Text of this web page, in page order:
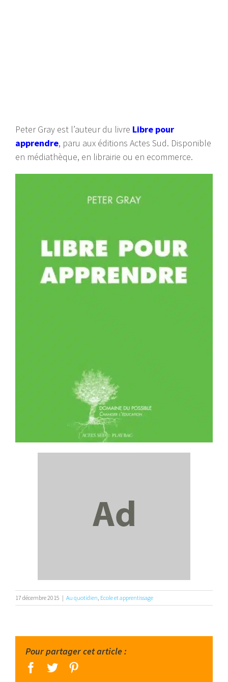
Peter Gray est l’auteur du livre Libre pour
apprendre, paru aux éditions Actes Sud. Disponible
en médiathèque, en librairie ou en ecommerce.
17 décembre 2015 | Au quotidien Ecole et apprentissage
Pour partager cet article :
facebook
twitter